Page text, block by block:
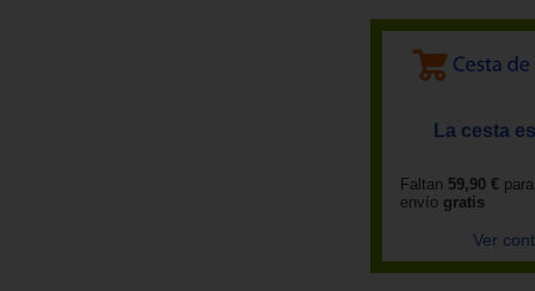
La cesta
Faltan 59,90 €
envío gratis
Ver